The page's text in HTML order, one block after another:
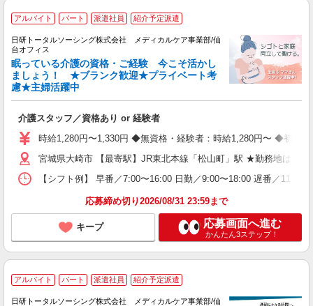
アルバイト パート 派遣社員 紹介予定派遣
日研トータルソーシング株式会社 メディカルケア事業部/仙
台オフィス
眠っている介護の資格・ご経験 今こそ活かし
ましょう！ ★ブランク歓迎★プライベート考
慮★主婦活躍中
介護スタッフ／資格あり or 経験者
時給1,280円〜1,330円 ◆無資格・経験者：時給1,280円〜 ◆初任
宮城県大崎市 【最寄駅】JR東北本線「松山町」駅 ★勤務地は
【シフト例】 早番／7:00〜16:00 日勤／9:00〜18:00 遅番／
応募締め切り2026/08/31 23:59まで
キープ 応募画面へ進む
かんたん3ステップ！
アルバイト パート 派遣社員 紹介予定派遣
日研トータルソーシング株式会社 メディカルケア事業部/仙